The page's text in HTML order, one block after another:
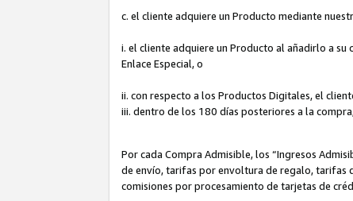
c. el cliente adquiere un Producto mediante
i. el cliente adquiere un Producto al añadirlo a
Enlace Especial, o
ii. con respecto a los Productos Digitales, el
iii. dentro de los 180 días posteriores a la
Por cada Compra Admisible, los “Ingresos
de envío, tarifas por envoltura de regalo, tarifas
comisiones por procesamiento de tarjetas de